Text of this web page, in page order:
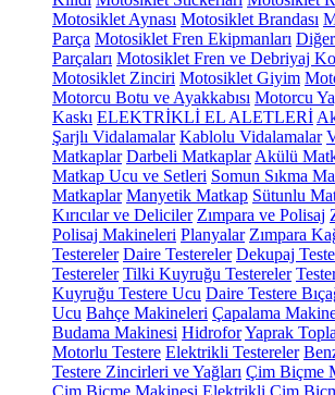
Motosiklet Aynası Motosiklet Brandası
Parça Motosiklet Fren Ekipmanları
Parçaları Motosiklet Fren ve Debriyaj
Motosiklet Zinciri Motosiklet Giyim
Motorcu Botu ve Ayakkabısı Motorcu
Kaskı ELEKTRİKLİ EL ALETLERİ
Şarjlı Vidalamalar Kablolu Vidalamalar
Matkaplar Darbeli Matkaplar Akülü
Matkap Ucu ve Setleri Somun Sıkma
Matkaplar Manyetik Matkap Sütunlu
Kırıcılar ve Deliciler Zımpara ve Polisaj
Polisaj Makineleri Planyalar Zımpara
Testereler Daire Testereler Dekupaj
Testereler Tilki Kuyruğu Testereler
Kuyruğu Testere Ucu Daire Testere
Ucu Bahçe Makineleri Çapalama
Budama Makinesi HidroforYaprak
Motorlu Testere Elektrikli Testereler
Testere Zincirleri ve Yağları Çim Biçme
Çim Biçme Makinesi Elektrikli Çim